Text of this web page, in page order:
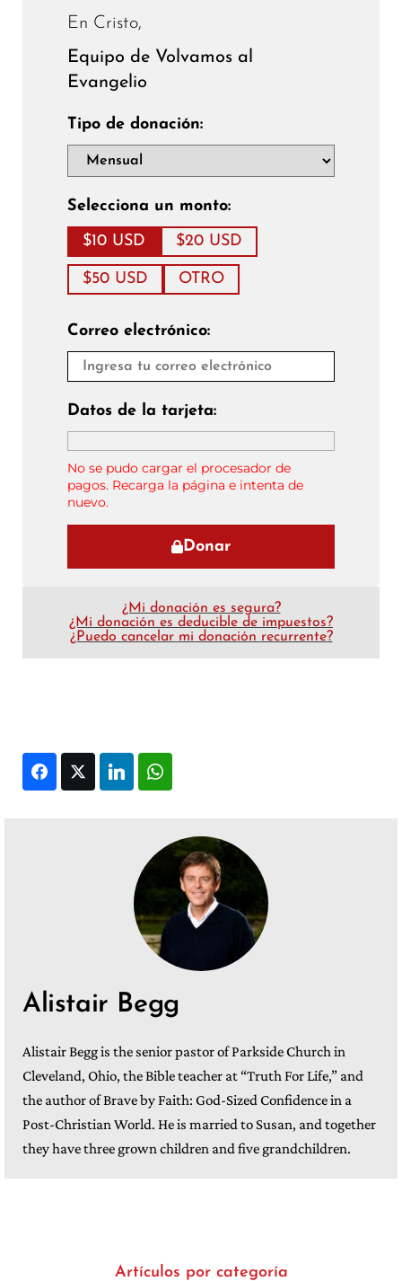
En Cristo,
Equipo de Volvamos al
Evangelio
Tipo de donación:
Selecciona un monto:
$10 USD $20 USD
$50 USD OTRO
Correo electrónico:
Datos de la tarjeta:
No se pudo cargar el procesador de
pagos. Recarga la página e intenta de
nuevo.
Donar
¿Mi donación es segura?
¿Mi donación es deducible de impuestos?
¿Puedo cancelar mi donación recurrente?
FacebookTwitter LinkedIn
Alistair Begg
Alistair Begg is the senior pastor of Parkside Church in
Cleveland, Ohio, the Bible teacher at “Truth For Life,” and
the author of Brave by Faith: God-Sized Confidence in a
Post-Christian World. He is married to Susan, and together
they have three grown children and five grandchildren.
Artículos por categoría